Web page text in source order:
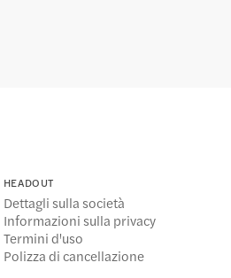
HEADOUT
Dettagli sulla società
Informazioni sulla privacy
Termini d'uso
Polizza di cancellazione